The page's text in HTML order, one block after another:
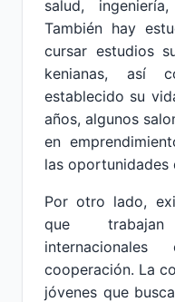
salud,
También hay
cursar estudios
kenianas, así
establecido su
años, algunos
en
las oportunidades
Por otro lado,
que
cooperación. La
jóvenes que